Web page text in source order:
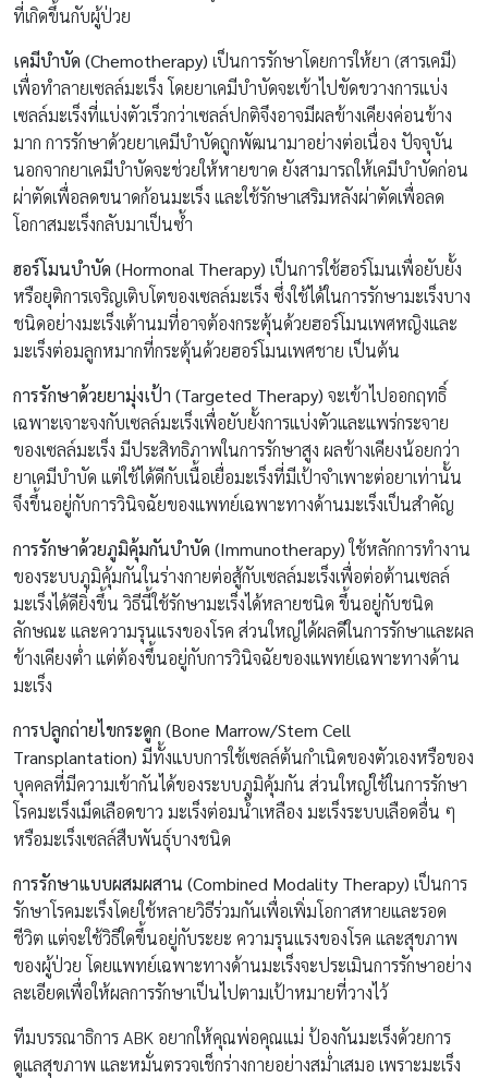
ที่เกิดขึ้นกับผู้ป่วย
เคมีบำบัด (Chemotherapy) เป็นการรักษาโดยการให้ยา (สารเคมี)
เพื่อทำลายเซลล์มะเร็ง โดยยาเคมีบำบัดจะเข้าไปขัดขวางการแบ่ง
เซลล์มะเร็งที่แบ่งตัวเร็วกว่าเซลล์ปกติจึงอาจมีผลข้างเคียงค่อนข้าง
มาก การรักษาด้วยยาเคมีบำบัดถูกพัฒนามาอย่างต่อเนื่อง ปัจจุบัน
นอกจากยาเคมีบำบัดจะช่วยให้หายขาด ยังสามารถให้เคมีบำบัดก่อน
ผ่าตัดเพื่อลดขนาดก้อนมะเร็ง และใช้รักษาเสริมหลังผ่าตัดเพื่อลด
โอกาสมะเร็งกลับมาเป็นซ้ำ
ฮอร์โมนบำบัด (Hormonal Therapy) เป็นการใช้ฮอร์โมนเพื่อยับยั้ง
หรือยุติการเจริญเติบโตของเซลล์มะเร็ง ซึ่งใช้ได้ในการรักษามะเร็งบาง
ชนิดอย่างมะเร็งเต้านมที่อาจต้องกระตุ้นด้วยฮอร์โมนเพศหญิงและ
มะเร็งต่อมลูกหมากที่กระตุ้นด้วยฮอร์โมนเพศชาย เป็นต้น
การรักษาด้วยยามุ่งเป้า (Targeted Therapy) จะเข้าไปออกฤทธิ์
เฉพาะเจาะจงกับเซลล์มะเร็งเพื่อยับยั้งการแบ่งตัวและแพร่กระจาย
ของเซลล์มะเร็ง มีประสิทธิภาพในการรักษาสูง ผลข้างเคียงน้อยกว่า
ยาเคมีบำบัด แต่ใช้ได้ดีกับเนื้อเยื่อมะเร็งที่มีเป้าจำเพาะต่อยาเท่านั้น
จึงขึ้นอยู่กับการวินิจฉัยของแพทย์เฉพาะทางด้านมะเร็งเป็นสำคัญ
การรักษาด้วยภูมิคุ้มกันบำบัด (Immunotherapy)ใช้หลักการทำงาน
ของระบบภูมิคุ้มกันในร่างกายต่อสู้กับเซลล์มะเร็งเพื่อต่อต้านเซลล์
มะเร็งได้ดียิ่งขึ้น วิธีนี้ใช้รักษามะเร็งได้หลายชนิด ขึ้นอยู่กับชนิด
ลักษณะ และความรุนแรงของโรค ส่วนใหญ่ได้ผลดีในการรักษาและผล
ข้างเคียงต่ำ แต่ต้องขึ้นอยู่กับการวินิจฉัยของแพทย์เฉพาะทางด้าน
มะเร็ง
การปลูกถ่ายไขกระดูก (Bone Marrow/Stem Cell
Transplantation) มีทั้งแบบการใช้เซลล์ต้นกำเนิดของตัวเองหรือของ
บุคคลที่มีความเข้ากันได้ของระบบภูมิคุ้มกัน ส่วนใหญ่ใช้ในการรักษา
โรคมะเร็งเม็ดเลือดขาว มะเร็งต่อมน้ำเหลือง มะเร็งระบบเลือดอื่น ๆ
หรือมะเร็งเซลล์สืบพันธุ์บางชนิด
การรักษาแบบผสมผสาน (Combined Modality Therapy) เป็นการ
รักษาโรคมะเร็งโดยใช้หลายวิธีร่วมกันเพื่อเพิ่มโอกาสหายและรอด
ชีวิต แต่จะใช้วิธีใดขึ้นอยู่กับระยะ ความรุนแรงของโรค และสุขภาพ
ของผู้ป่วย โดยแพทย์เฉพาะทางด้านมะเร็งจะประเมินการรักษาอย่าง
ละเอียดเพื่อให้ผลการรักษาเป็นไปตามเป้าหมายที่วางไว้
ทีมบรรณาธิการ ABK อยากให้คุณพ่อคุณแม่ ป้องกันมะเร็งด้วยการ
ดูแลสุขภาพ และหมั่นตรวจเช็กร่างกายอย่างสม่ำเสมอ เพราะมะเร็ง